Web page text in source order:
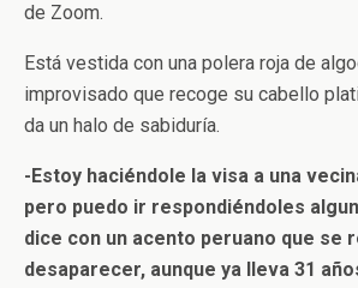
de Zoom.
Está vestida con una polera roja de
improvisado que recoge su cabello
da un halo de sabiduría.
-Estoy haciéndole la visa a una
pero puedo ir respondiéndoles
dice con un acento peruano que se
desaparecer, aunque ya lleva 31